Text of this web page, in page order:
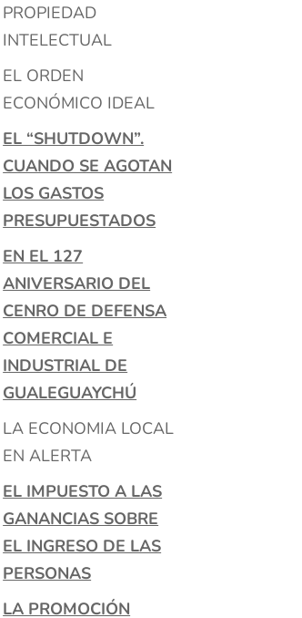
PROPIEDAD
INTELECTUAL
EL ORDEN
ECONÓMICO IDEAL
EL “SHUTDOWN”.
CUANDO SE AGOTAN
LOS GASTOS
PRESUPUESTADOS
EN EL 127
ANIVERSARIO DEL
CENRO DE DEFENSA
COMERCIAL E
INDUSTRIAL DE
GUALEGUAYCHÚ
LA ECONOMIA LOCAL
EN ALERTA
EL IMPUESTO A LAS
GANANCIAS SOBRE
EL INGRESO DE LAS
PERSONAS
LA PROMOCIÓN